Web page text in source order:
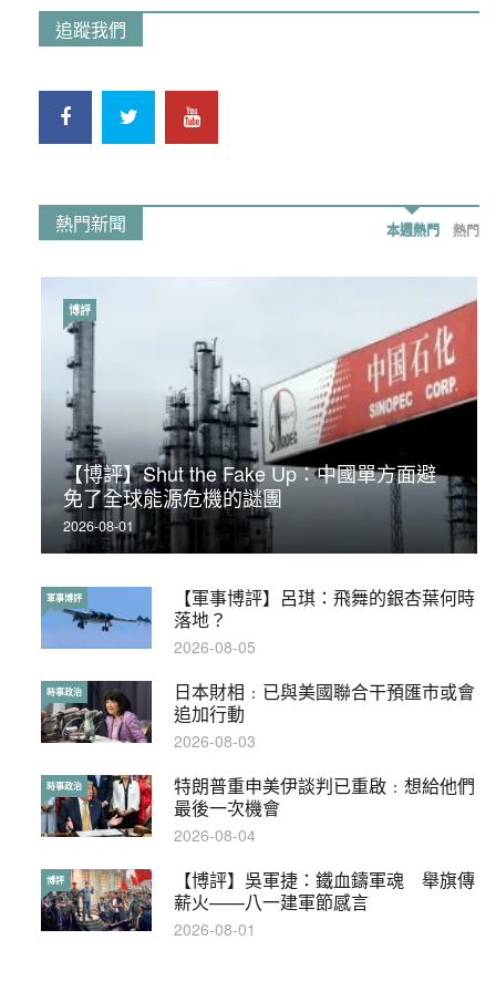
追蹤我們
熱門新聞 本週熱門 熱門
【博評】Shut the Fake Up：中國單方面避
免了全球能源危機的謎團
2026-08-01
博評
【軍事博評】呂琪：飛舞的銀杏葉何時
落地？
軍事博評
2026-08-05
日本財相﹕已與美國聯合干預匯市或會
追加行動
時事政治
2026-08-03
特朗普重申美伊談判已重啟﹕想給他們
最後一次機會
時事政治
2026-08-04
【博評】吳軍捷：鐵血鑄軍魂 舉旗傳
薪火——八一建軍節感言
博評
2026-08-01
荃灣反黑組「砌生豬肉」砌錯O記臥底4警員
被控
2019-11-01
時事政治
【輕百科】被抽中當陪審員能拒絕嗎？
輕百科
2017-10-17
【輕盤點】集會遊行陸續有來？一文盡
覽8月示威活動
輕盤點
2019-08-30
本港保護兒童法例雜亂互相矛盾家長易
墮法網
特稿
2019-05-21
【輕百科】甚麼按摩院要領牌？顧客涉
及刑責嗎？
輕百科
2021-05-13